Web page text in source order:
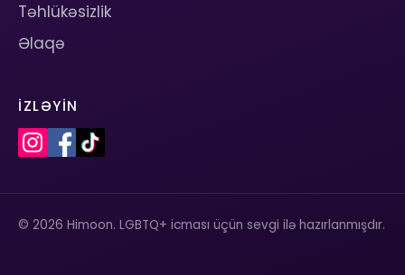
Təhlükəsizlik
Əlaqə
İZLƏYIN
© 2026 Himoon. LGBTQ+ icması üçün sevgi ilə hazırlanmışdır.